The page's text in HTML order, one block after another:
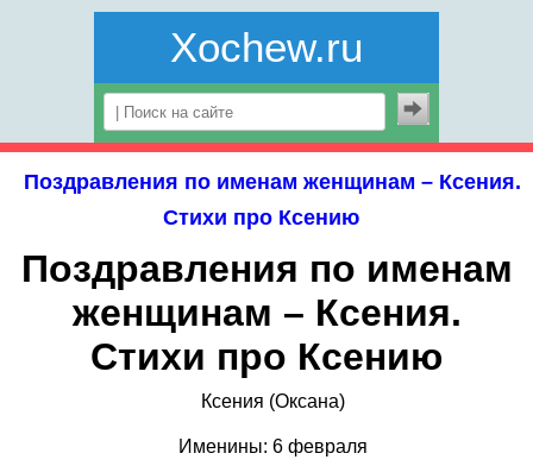
Xochew.ru
Поздравления по именам женщинам – Ксения.
Стихи про Ксению
Поздравления по именам
женщинам – Ксения.
Стихи про Ксению
Ксения (Оксана)
Именины: 6 февраля